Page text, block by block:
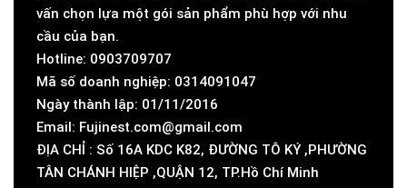
vấn chọn lựa một gói sản phẩm phù hợp với nhu
cầu của bạn.
Hotline: 0903709707
Mã số doanh nghiệp: 0314091047
Ngày thành lập: 01/11/2016
Email: Fujinest.com@gmail.com
ĐỊA CHỈ : Số 16A KDC K82, ĐƯỜNG TÔ KÝ ,PHƯỜNG
TÂN CHÁNH HIỆP ,QUẬN 12, TP.Hồ Chí Minh